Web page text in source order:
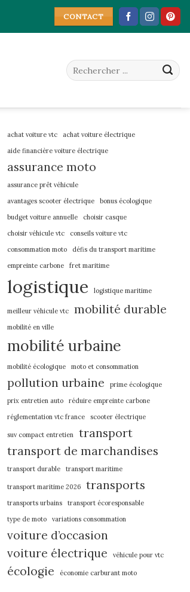
CONTACT
achat voiture vtc
achat voiture électrique
aide financière voiture électrique
assurance moto
assurance prêt véhicule
avantages scooter électrique
bonus écologique
budget voiture annuelle
choisir casque
choisir véhicule vtc
conseils voiture vtc
consommation moto
défis du transport maritime
empreinte carbone
fret maritime
logistique logistique maritime
meilleur véhicule vtc mobilité durable
mobilité en ville
mobilité urbaine
mobilité écologique moto et consommation
pollution urbaine
prime écologique
prix entretien auto
réduire empreinte carbone
réglementation vtc france
scooter électrique
suv compact entretien
transport
transport de marchandises
transport durable transport maritime
transport maritime 2026 transports
transports urbains
transport écoresponsable
type de moto
variations consommation
voiture d’occasion
voiture électrique
véhicule pour vtc
écologie économie carburant moto